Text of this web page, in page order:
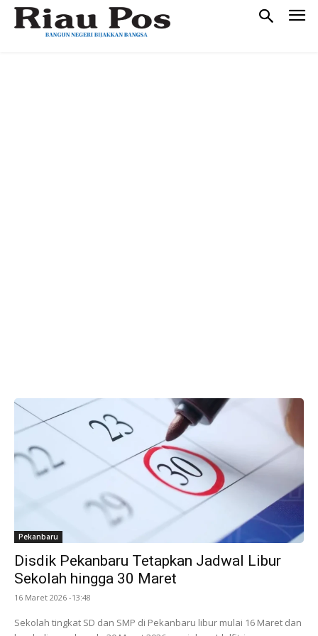
Pekanbaru
Disdik Pekanbaru Tetapkan Jadwal Libur
Sekolah hingga 30 Maret
16 Maret 2026 -13:48
Sekolah tingkat SD dan SMP di Pekanbaru libur mulai 16 Maret dan